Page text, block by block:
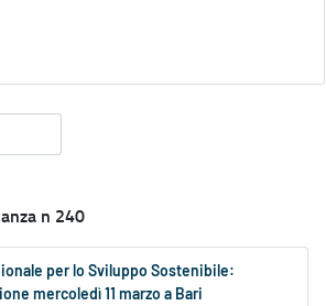
n 240
per lo Sviluppo Sostenibile:
mercoledì 11 marzo a Bari